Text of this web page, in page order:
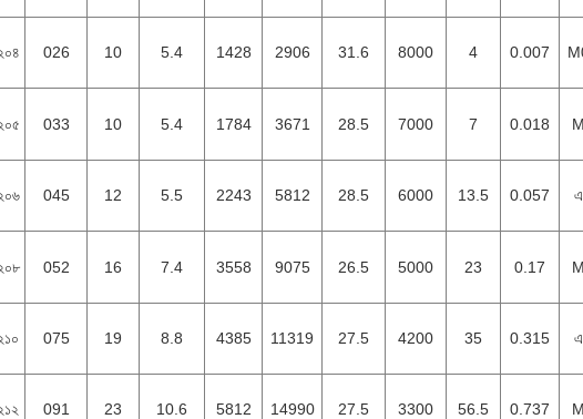
026 10 5.4 1428 2906 31.6 8000 4 0.007
033 10 5.4 1784 3671 28.5 7000 7 0.018
045 12 5.5 2243 5812 28.5 6000 13.5 0.057
052 16 7.4 3558 9075 26.5 5000 23 0.17
075 19 8.8 4385 11319 27.5 4200 35 0.315
091 23 10.6 5812 14990 27.5 3300 56.5 0.737